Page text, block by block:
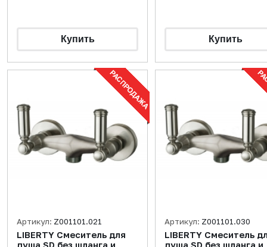
Артикул: Z001101.021
LIBERTY Смеситель для
душа SD без шланга и
Артикул: Z001101.030
LIBERTY Смеситель
душа SD без шланга и